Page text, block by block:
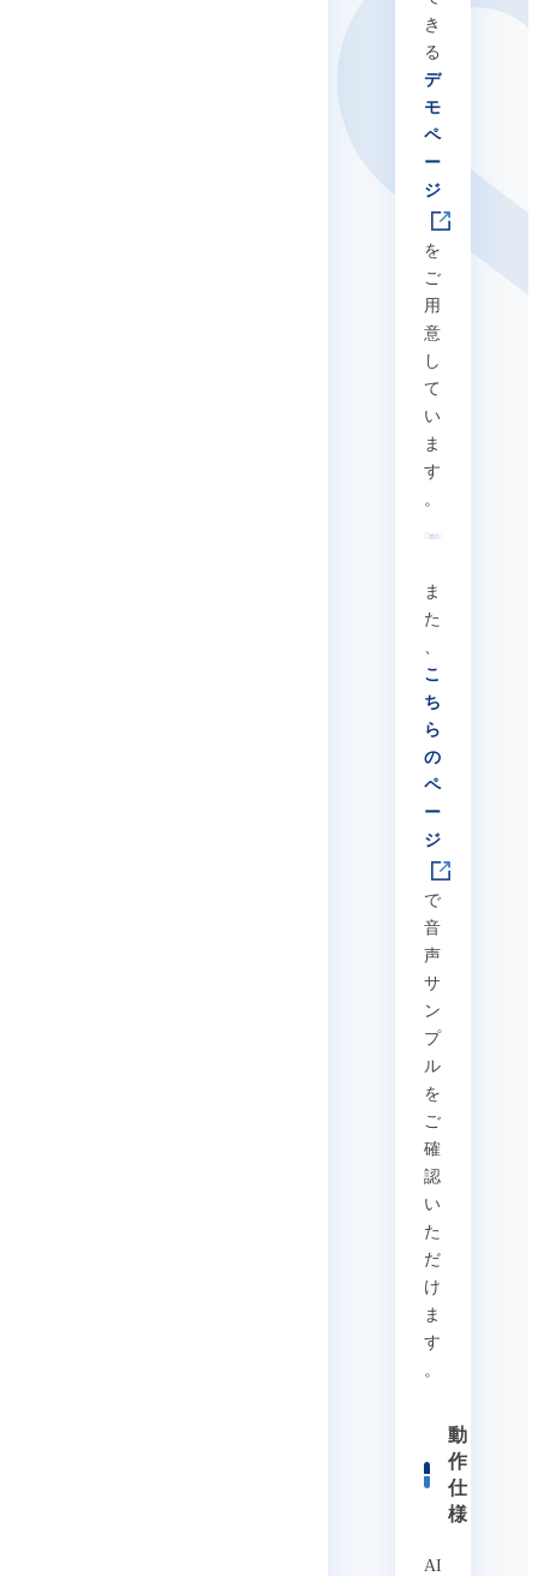
き
る
デ
モ
ペ
ー
ジ
を
ご
用
意
し
て
い
ま
す
。
ま
た
こ
ち
ら
の
ペ
ー
ジ
で
音
声
サ
ン
プ
ル
を
ご
確
認
い
た
だ
け
ま
す
。
動
作
仕
様
AI